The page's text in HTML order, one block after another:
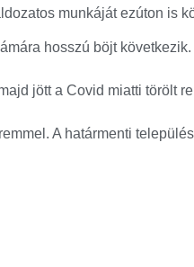
munkáját ezúton is
hosszú böjt következik.
jött a Covid miatti törölt
A határmenti